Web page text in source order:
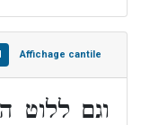
Affichage cantile
וגם ללוט